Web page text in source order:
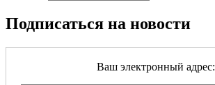
Подписаться на новости
Ваш электронный адрес: